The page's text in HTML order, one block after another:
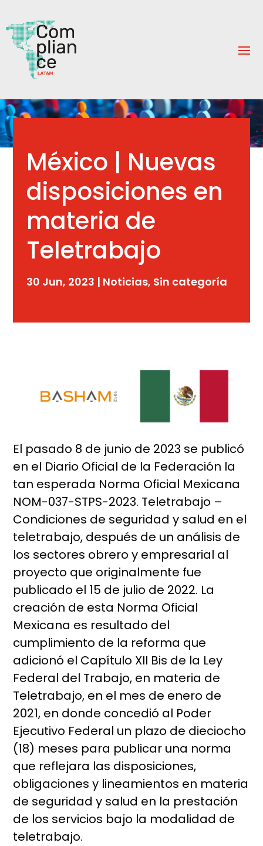
México | Nuevas
disposiciones en
materia de
Teletrabajo
30 Jun, 2023 | Noticias, Sin categoría
El pasado 8 de junio de 2023 se publicó
en el Diario Oficial de la Federación la
tan esperada Norma Oficial Mexicana
NOM-037-STPS-2023. Teletrabajo –
Condiciones de seguridad y salud en el
teletrabajo, después de un análisis de
los sectores obrero y empresarial al
proyecto que originalmente fue
publicado el 15 de julio de 2022. La
creación de esta Norma Oficial
Mexicana es resultado del
cumplimiento de la reforma que
adicionó el Capítulo XII Bis de la Ley
Federal del Trabajo, en materia de
Teletrabajo, en el mes de enero de
2021, en donde concedió al Poder
Ejecutivo Federal un plazo de dieciocho
(18) meses para publicar una norma
que reflejara las disposiciones,
obligaciones y lineamientos en materia
de seguridad y salud en la prestación
de los servicios bajo la modalidad de
teletrabajo.